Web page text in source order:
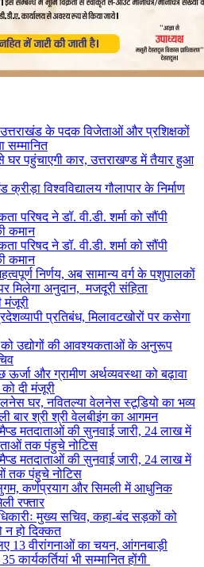
के पदक विजेताओं और प्रशिक्षकों
सम्मानित
पहुंचाएगी कार, उत्तराखण्ड में तैयार हुआ
विश्वविद्यालय गौलापार के निर्माण
परिषद ने डॉ. वी.डी. शर्मा को सौंपी
कमान
परिषद ने डॉ. वी.डी. शर्मा को सौंपी
कमान
निर्णय, अब सामान्य वर्ग के पशुपालकों
मिलेगा अनुदान, मजदूरी संहिता
मंजूरी
प्रतिबंध, मिलावटखोरों पर कसेगा
को उद्योगों की आवश्यकताओं के अनुरूप
और ग्रामीण अर्थव्यवस्था को बढ़ावा
दी मंजूरी
घर, नवितल्या वेलनेस स्टूडियो का भव्य
बार श्री श्री वेलबीइंग का आगमन
मतदाताओं की सुनवाई जारी, 24 लाख में
तक पंहुचे नोटिस
मतदाताओं की सुनवाई जारी, 24 लाख में
तक पंहुचे नोटिस
कर्णप्रयाग और सिमली में आधुनिक
रफ्तार
मुख्य सचिव, कहा-बंद सड़कों को
न हो दिक्कत
13 वीरांगनाओं का चयन, आंगनबाड़ी
कार्यकर्तियां भी सम्मानित होंगी